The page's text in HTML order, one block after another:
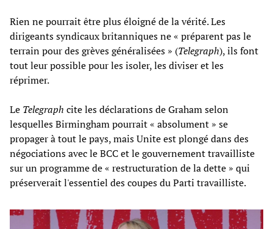
Rien ne pourrait être plus éloigné de la vérité. Les
dirigeants syndicaux britanniques ne « préparent pas le
terrain pour des grèves généralisées » (Telegraph), ils font
tout leur possible pour les isoler, les diviser et les
réprimer.
Le Telegraph cite les déclarations de Graham selon
lesquelles Birmingham pourrait « absolument » se
propager à tout le pays, mais Unite est plongé dans des
négociations avec le BCC et le gouvernement travailliste
sur un programme de « restructuration de la dette » qui
préserverait l'essentiel des coupes du Parti travailliste.